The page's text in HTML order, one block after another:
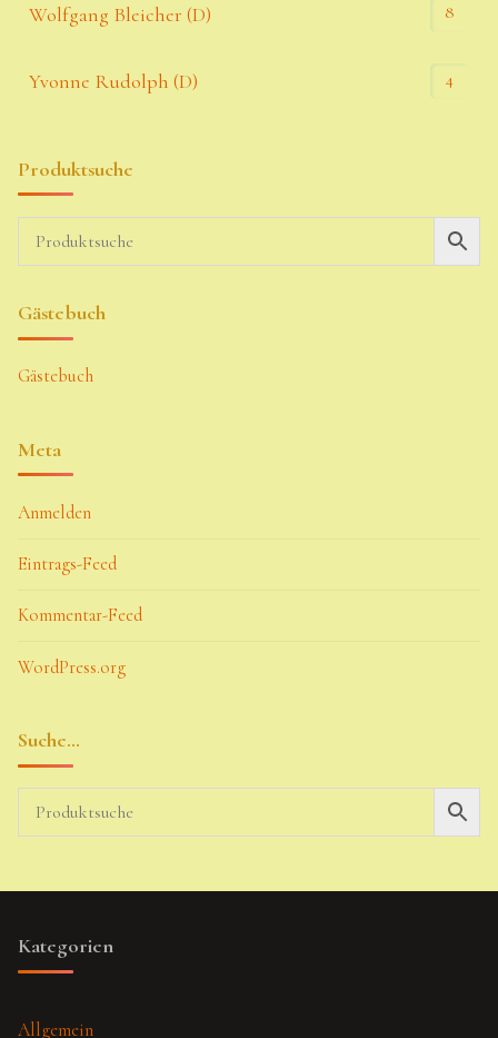
Wolfgang Bleicher (D) 8
Yvonne Rudolph (D) 4
Produktsuche
Gästebuch
Gästebuch
Meta
Anmelden
Eintrags-Feed
Kommentar-Feed
WordPress.org
Suche…
Kategorien
Allgemein